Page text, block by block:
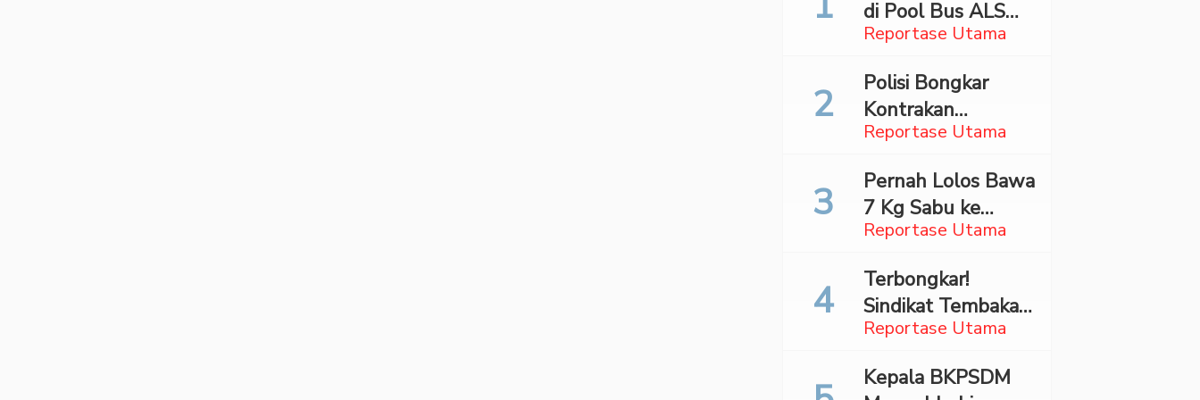
Reportase Utama
di Pool Bus ALS
Surabaya,
Madina Ditangkap
Bareskrim
Reportase Utama
Polisi Bongkar
Kontrakan
Penyimpan 27,96
Reportase Utama
Pernah Lolos Bawa
7 Kg Sabu ke
Jakarta Pilot
Dibekuk Saat Bawa
70 Ribu Pil Ekstasi
Di Bandara Soetta
Reportase Utama
Terbongkar!
Sindikat Tembakau
Sintetis Bermodus
di Jaksel
Kepala BKPSDM